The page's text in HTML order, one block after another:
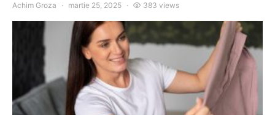
Achim Groza martie 25, 2025 383 views